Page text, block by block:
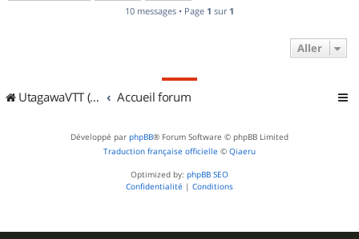
10 messages • Page 1 sur 1
Aller
UtagawaVTT (Randos VTT et VTTAE avec traces GPS) Accueil forum
Développé par phpBB® Forum Software © phpBB Limited
Traduction française officielle © Qiaeru
Optimized by: phpBB SEO
Confidentialité | Conditions